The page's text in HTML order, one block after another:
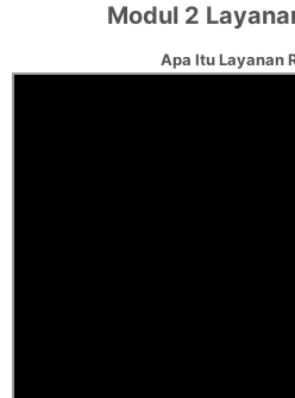
Modul 2
Apa Itu Layanan